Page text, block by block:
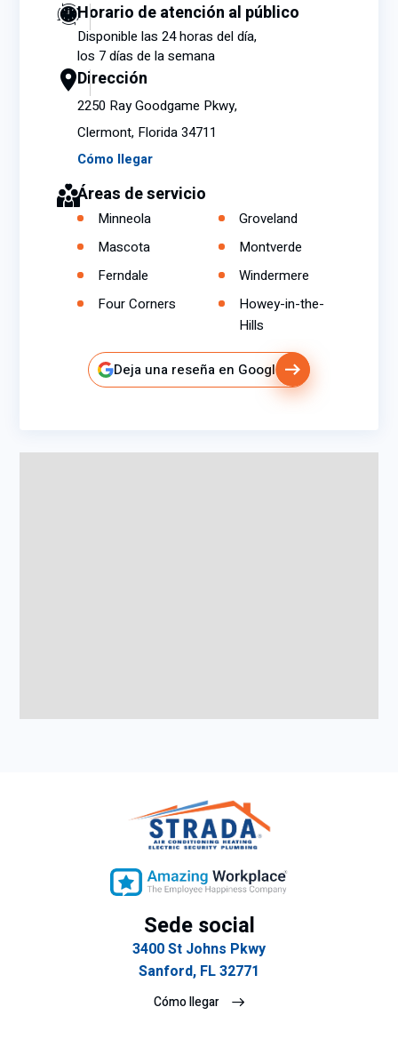
Horario de atención al público
Disponible las 24 horas del día,
los 7 días de la semana
Dirección
2250 Ray Goodgame Pkwy,
Clermont, Florida 34711
Cómo llegar
Áreas de servicio
Minneola
Groveland
Mascota
Montverde
Ferndale
Windermere
Four Corners
Howey-in-the-
Hills
Deja una reseña en Google
Sede social
3400 St Johns Pkwy
Sanford, FL 32771
Cómo llegar